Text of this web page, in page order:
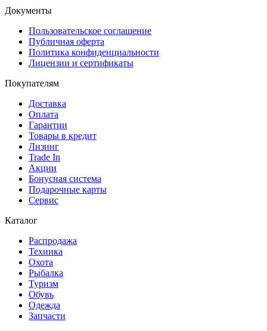
Документы
Пользовательское соглашение
Публичная оферта
Политика конфиденциальности
Лицензии и сертификаты
Покупателям
Доставка
Оплата
Гарантии
Товары в кредит
Лизинг
Trade In
Акции
Бонусная система
Подарочные карты
Сервис
Каталог
Распродажа
Техника
Охота
Рыбалка
Туризм
Обувь
Одежда
Запчасти